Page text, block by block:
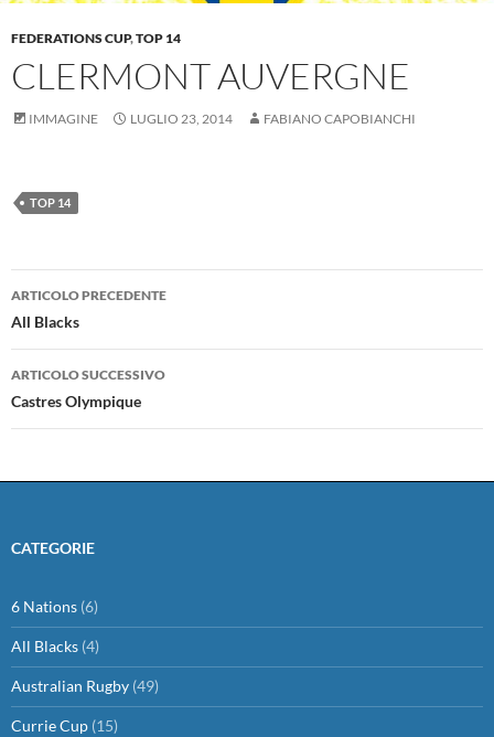
FEDERATIONS CUP,TOP 14
CLERMONT AUVERGNE
IMMAGINE LUGLIO 23, 2014 FABIANO CAPOBIANCHI
TOP 14
Navigazione
articolo
ARTICOLO PRECEDENTE
All Blacks
ARTICOLO SUCCESSIVO
Castres Olympique
CATEGORIE
6 Nations (6)
All Blacks (4)
Australian Rugby (49)
Currie Cup (15)